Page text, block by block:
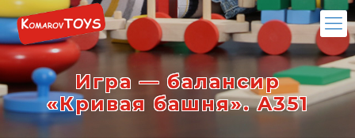
Игра — балансир
«Кривая башня». A351